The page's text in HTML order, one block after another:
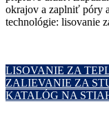
okrajov a zaplniť póry
technológie: lisovanie
LISOVANIE ZA
ZALIEVANIE ZA
KATALÓG NA